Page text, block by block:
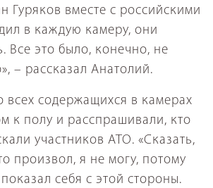
Гуряков вместе с российскими
в каждую камеру, они
Все это было, конечно, не
– рассказал Анатолий.
всех содержащихся в камерах
к полу и расспрашивали, кто
участников АТО. «Сказать,
произвол, я не могу, потому
себя с этой стороны.